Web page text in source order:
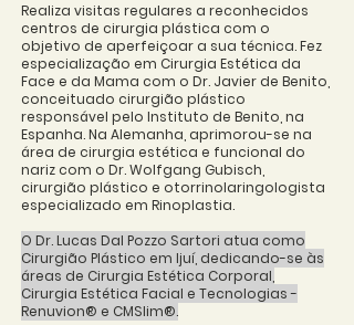
Realiza visitas regulares a reconhecidos
centros de cirurgia plástica com o
objetivo de aperfeiçoar a sua técnica. Fez
especialização em Cirurgia Estética da
Face e da Mama com o Dr. Javier de Benito,
conceituado cirurgião plástico
responsável pelo Instituto de Benito, na
Espanha. Na Alemanha, aprimorou-se na
área de cirurgia estética e funcional do
nariz com o Dr. Wolfgang Gubisch,
cirurgião plástico e otorrinolaringologista
especializado em Rinoplastia.
O Dr. Lucas Dal Pozzo Sartori atua como
Cirurgião Plástico em Ijuí, dedicando-se às
áreas de Cirurgia Estética Corporal,
Cirurgia Estética Facial e Tecnologias -
Renuvion® e CMSlim®.